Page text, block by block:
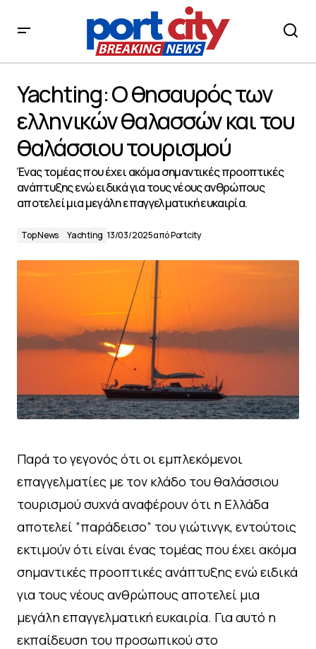
θαλάσσιου τουρισμού
Yachting: Ο θησαυρός των
ελληνικών θαλασσών και του
θαλάσσιου τουρισμού
Ένας τομέας που έχει ακόμα σημαντικές προοπτικές
ανάπτυξης ενώ ειδικά για τους νέους ανθρώπους
αποτελεί μια μεγάλη επαγγελματική ευκαιρία.
Top News Yachting 13/03/2025απόPortcity
Παρά το γεγονός ότι οι εμπλεκόμενοι
επαγγελματίες με τον κλάδο του θαλάσσιου
τουρισμού συχνά αναφέρουν ότι η Ελλάδα
αποτελεί ”παράδεισο” του γιώτινγκ, εντούτοις
εκτιμούν ότι είναι ένας τομέας που έχει ακόμα
σημαντικές προοπτικές ανάπτυξης ενώ ειδικά
για τους νέους ανθρώπους αποτελεί μια
μεγάλη επαγγελματική ευκαιρία. Για αυτό η
εκπαίδευση του προσωπικού στο